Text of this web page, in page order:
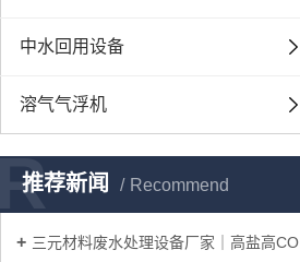
中水回用设备
溶气气浮机
推荐新闻 Recommend
三元材料废水处理设备厂家｜高盐高COD废水处理工艺